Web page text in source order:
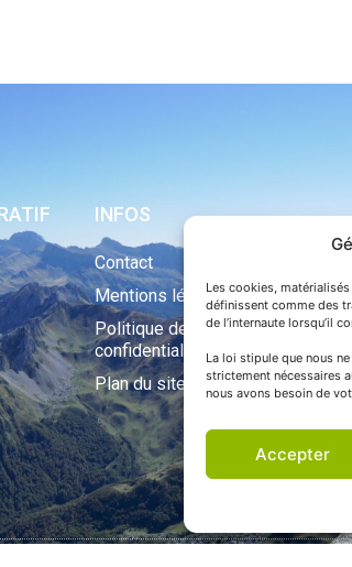
Les cookies,
définissent comme des
de l’internaute lorsqu’il
La loi stipule que nous
strictement nécessaires
nous avons besoin de
Accepter
INFOS
Contact
Mentions légales
Politique de
confidentialité
Plan du site